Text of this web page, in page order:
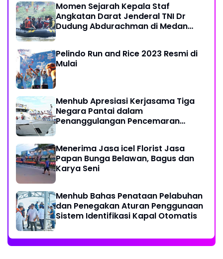
Momen Sejarah Kepala Staf
Angkatan Darat Jenderal TNI Dr
Dudung Abdurachman di Medan
Pelindo Run and Rice 2023 Resmi di
Mulai
Menhub Apresiasi Kerjasama Tiga
Negara Pantai dalam
Penanggulangan Pencemaran
Menerima Jasa icel Florist Jasa
Papan Bunga Belawan, Bagus dan
Karya Seni
Menhub Bahas Penataan Pelabuhan
dan Penegakan Aturan Penggunaan
Sistem Identifikasi Kapal Otomatis